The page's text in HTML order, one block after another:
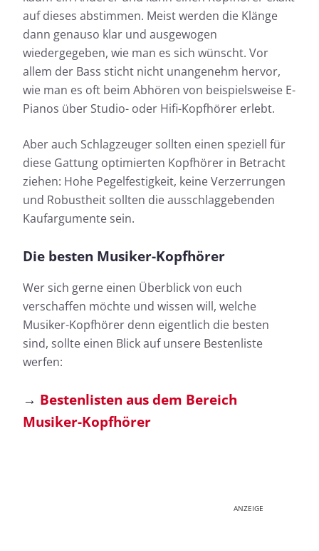
auf dieses abstimmen. Meist werden die Klänge
dann genauso klar und ausgewogen
wiedergegeben, wie man es sich wünscht. Vor
allem der Bass sticht nicht unangenehm hervor,
wie man es oft beim Abhören von beispielsweise E-
Pianos über Studio- oder Hifi-Kopfhörer erlebt.
Aber auch Schlagzeuger sollten einen speziell für
diese Gattung optimierten Kopfhörer in Betracht
ziehen: Hohe Pegelfestigkeit, keine Verzerrungen
und Robustheit sollten die ausschlaggebenden
Kaufargumente sein.
Die besten Musiker-Kopfhörer
Wer sich gerne einen Überblick von euch
verschaffen möchte und wissen will, welche
Musiker-Kopfhörer denn eigentlich die besten
sind, sollte einen Blick auf unsere Bestenliste
werfen:
→ Bestenlisten aus dem Bereich
Musiker-Kopfhörer
ANZEIGE